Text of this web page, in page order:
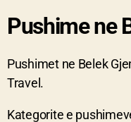
Pushime ne
Pushimet ne Belek
Travel.
Kategorite e